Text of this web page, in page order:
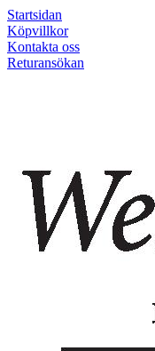
Startsidan
Köpvillkor
Kontakta oss
Returansökan